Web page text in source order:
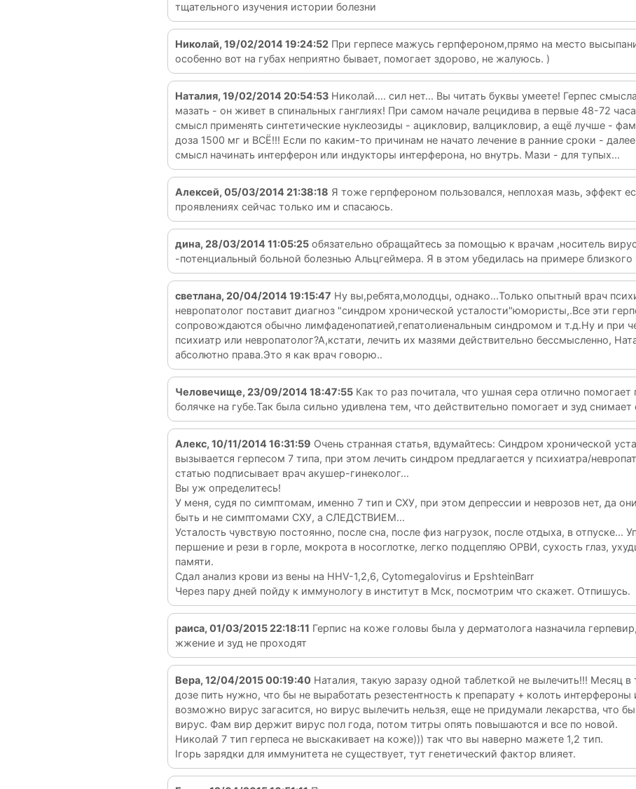
тщательного изучения истории болезни
Николай, 19/02/2014 19:24:52 При герпесе мажусь герпфероном,прямо на место
особенно вот на губах неприятно бывает, помогает здорово, не жалуюсь. )
Наталия, 19/02/2014 20:54:53 Николай.... сил нет... Вы читать буквы умеете! Герпес
мазать - он живет в спинальных ганглиях! При самом начале рецидива в первые 48-72
смысл применять синтетические нуклеозиды - ацикловир, валцикловир, а ещё лучше -
доза 1500 мг и ВСЁ!!! Если по каким-то причинам не начато лечение в ранние сроки -
смысл начинать интерферон или индукторы интерферона, но внутрь. Мази - для тупых...
Алексей, 05/03/2014 21:38:18 Я тоже герпфероном пользовался, неплохая мазь, эффект
проявлениях сейчас только им и спасаюсь.
дина, 28/03/2014 11:05:25 обязательно обращайтесь за помощью к врачам ,носитель
-потенциальный больной болезнью Альцгеймера. Я в этом убедилась на примере близкого
светлана, 20/04/2014 19:15:47 Ну вы,ребята,молодцы, однако...Только опытный врач
невропатолог поставит диагноз "синдром хронической усталости"юмористы,.Все эти
сопровождаются обычно лимфаденопатией,гепатолиенальным синдромом и т.д.Ну и при
психиатр или невропатолог?А,кстати, лечить их мазями действительно бессмысленно,
абсолютно права.Это я как врач говорю..
Человечище, 23/09/2014 18:47:55 Как то раз почитала, что ушная сера отлично помогает
болячке на губе.Так была сильно удивлена тем, что действительно помогает и зуд снимает
Алекс, 10/11/2014 16:31:59 Очень странная статья, вдумайтесь: Синдром хронической
вызывается герпесом 7 типа, при этом лечить синдром предлагается у психиатра/
статью подписывает врач акушер-гинеколог...
Вы уж определитесь!
У меня, судя по симптомам, именно 7 тип и СХУ, при этом депрессии и неврозов нет, да
быть и не симптомами СХУ, а СЛЕДСТВИЕМ...
Усталость чувствую постоянно, после сна, после физ нагрузок, после отдыха, в отпуске...
першение и рези в горле, мокрота в носоглотке, легко подцепляю ОРВИ, сухость глаз,
памяти.
Сдал анализ крови из вены на HHV-1,2,6, Cytomegalovirus и EpshteinBarr
Через пару дней пойду к иммунологу в институт в Мск, посмотрим что скажет. Отпишусь.
раиса, 01/03/2015 22:18:11 Герпис на коже головы была у дерматолога назначила
жжение и зуд не проходят
Вера, 12/04/2015 00:19:40 Наталия, такую заразу одной таблеткой не вылечить!!! Месяц в
дозе пить нужно, что бы не выработать резестентность к препарату + колоть интерфероны
возможно вирус загасится, но вирус вылечить нельзя, еще не придумали лекарства, что
вирус. Фам вир держит вирус пол года, потом титры опять повышаются и все по новой.
Николай 7 тип герпеса не выскакивает на коже))) так что вы наверно мажете 1,2 тип.
Ігорь зарядки для иммунитета не существует, тут генетический фактор влияет.